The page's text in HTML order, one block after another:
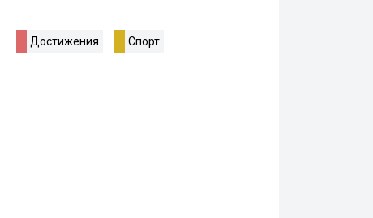
Достижения Спорт